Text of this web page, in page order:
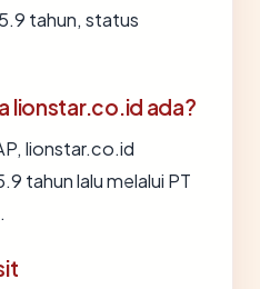
tahun, status
lionstar.co.id ada?
lionstar.co.id
tahun lalu melalui PT